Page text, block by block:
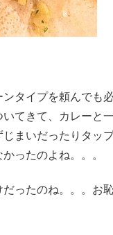
タイプを頼んでも
てきて、カレーと
まいだったりタッ
ったのよね。。。
ったのね。。。お